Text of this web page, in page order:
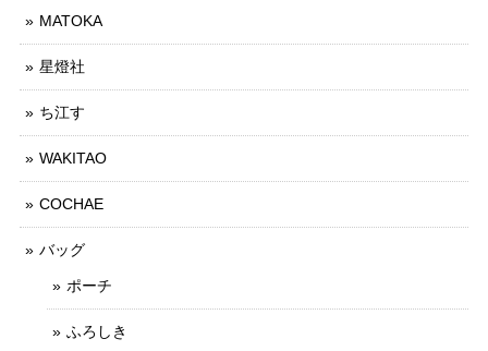
MATOKA
星燈社
ち江す
WAKITAO
COCHAE
バッグ
ポーチ
ふろしき